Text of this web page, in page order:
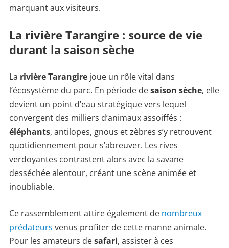
marquant aux visiteurs.
La rivière Tarangire : source de vie
durant la saison sèche
La rivière Tarangirejoue un rôle vital dans
l’écosystème du parc. En période desaison sèche, elle
devient un point d’eau stratégique vers lequel
convergent des milliers d’animaux assoiffés :
éléphants, antilopes, gnous et zèbres s’y retrouvent
quotidiennement pour s’abreuver. Les rives
verdoyantes contrastent alors avec la savane
desséchée alentour, créant une scène animée et
inoubliable.
Ce rassemblement attire également de nombreux
prédateurs venus profiter de cette manne animale.
Pour les amateurs desafari, assister à ces